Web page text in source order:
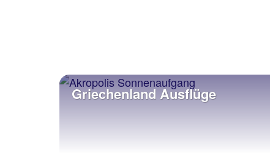
Griechenland Ausflüge